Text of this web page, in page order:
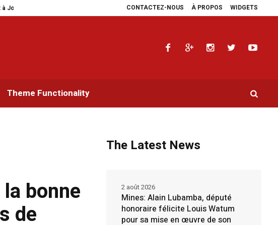
CONTACTEZ-NOUS À PROPOS WIDGETS
les plaidoyers en faveur de la RDC. Parlement panafricain : à Johannesburg, Aimé Boji
Theme Functionality
bonne
de
The Latest News
Mines: Alain Lubamba, député
honoraire félicite Louis Watum
pour sa mise en œuvre de son
2 août 2026